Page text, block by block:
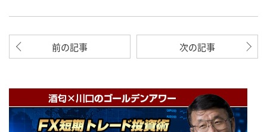
前の記事 次の記事